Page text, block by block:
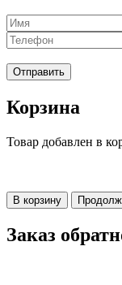
Отправить
Корзина
Товар добавлен в
В корзину
Заказ